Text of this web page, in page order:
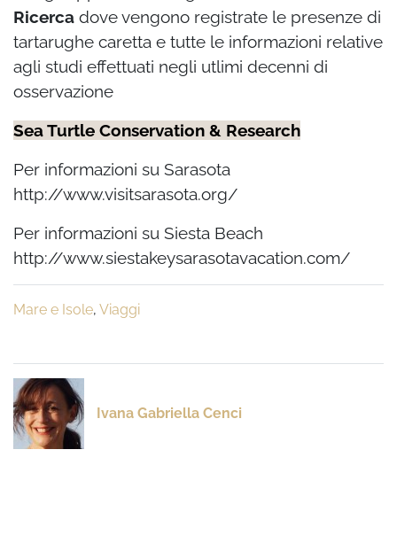
Ricerca dove vengono registrate le presenze di
tartarughe caretta e tutte le informazioni relative
agli studi effettuati negli utlimi decenni di
osservazione
Sea Turtle Conservation & Research
Per informazioni su Sarasota
http://www.visitsarasota.org/
Per informazioni su Siesta Beach
http://www.siestakeysarasotavacation.com/
Mare e Isole, Viaggi
Ivana Gabriella Cenci